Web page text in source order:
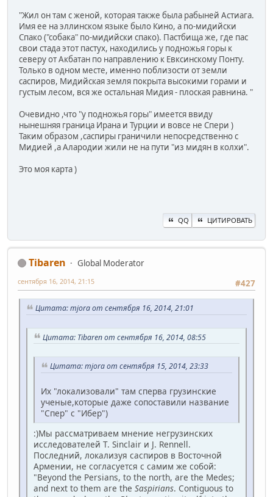
"Жил он там с женой, которая также была рабыней Астиага.
Имя ее на эллинском языке было Кино, а по-мидийски
Спако ("собака" по-мидийски спако). Пастбища же, где пас
свои стада этот пастух, находились у подножья горы к
северу от Акбатан по направлению к Евксинскому Понту.
Только в одном месте, именно поблизости от земли
саспиров, Мидийская земля покрыта высокими горами и
густым лесом, вся же остальная Мидия - плоская равнина. "
Очевидно ,что "у подножья горы" имеется ввиду
нынешняя граница Ирана и Турции и вовсе не Спери )
Таким образом ,саспиры граничили непосредственно с
Мидией ,а Алародии жили не на пути "из мидян в колхи".
Это моя карта )
QQ ЦИТИРОВАТЬ
Tibaren
Global Moderator
#427
сентября 16, 2014, 21:15
Цитата: mjora от сентября 16, 2014, 21:01
Цитата: Tibaren от сентября 16, 2014, 08:55
Цитата: mjora от сентября 15, 2014, 23:33
Их "локализовали" там сперва грузинские
ученые,которые даже сопоставили название
"Спер" с "Ибер")
:)Мы рассматриваем мнение негрузинских
исследователей T. Sinclair и J. Rennell.
Последний, локализуя саспиров в Восточной
Армении, не согласуется с самим же собой:
"Beyond the Persians, to the north, are the Medes;
and next to them are the Saspirians. Contiguous to